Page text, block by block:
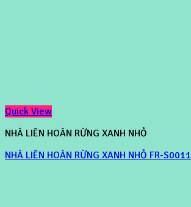
Quick View
NHÀ LIÊN HOÀN RỪNG XANH NHỎ
NHÀ LIÊN HOÀN RỪNG XANH NHỎ FR-S0011